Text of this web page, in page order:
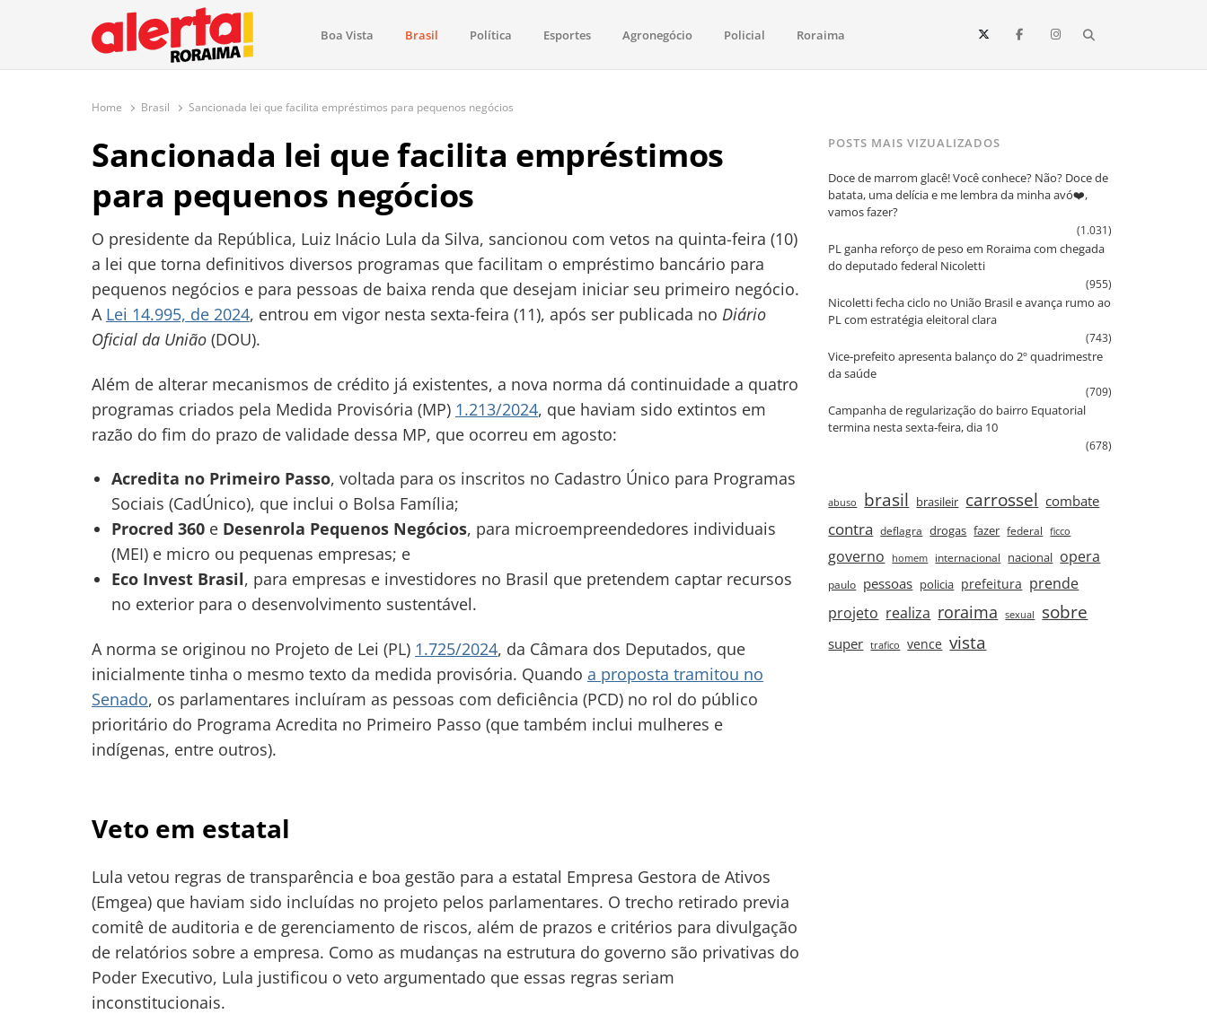
O maior portal de notícias de Roraima
O Alerta Roraima é seu portal de notícias completo sobre política, saúde, esportes, economia e os principais acontecimentos de Boa Vista e todo o estado de Roraima. Fique sempre informado
Boa Vista Brasil Política Esportes Agronegócio Policial Roraima
Home Brasil Sancionada lei que facilita empréstimos para pequenos negócios
Sancionada lei que facilita empréstimos
para pequenos negócios
O presidente da República, Luiz Inácio Lula da Silva, sancionou com vetos na quinta-feira (10)
a lei que torna definitivos diversos programas que facilitam o empréstimo bancário para
pequenos negócios e para pessoas de baixa renda que desejam iniciar seu primeiro negócio.
A Lei 14.995, de 2024, entrou em vigor nesta sexta-feira (11), após ser publicada no Diário
Oficial da União (DOU).
Além de alterar mecanismos de crédito já existentes, a nova norma dá continuidade a quatro
programas criados pela Medida Provisória (MP) 1.213/2024, que haviam sido extintos em
razão do fim do prazo de validade dessa MP, que ocorreu em agosto:
Acredita no Primeiro Passo, voltada para os inscritos no Cadastro Único para Programas
Sociais (CadÚnico), que inclui o Bolsa Família;
Procred 360e Desenrola Pequenos Negócios, para microempreendedores individuais
(MEI) e micro ou pequenas empresas; e
Eco Invest Brasil, para empresas e investidores no Brasil que pretendem captar recursos
no exterior para o desenvolvimento sustentável.
A norma se originou no Projeto de Lei (PL) 1.725/2024, da Câmara dos Deputados, que
inicialmente tinha o mesmo texto da medida provisória. Quando a proposta tramitou no
Senado, os parlamentares incluíram as pessoas com deficiência (PCD) no rol do público
prioritário do Programa Acredita no Primeiro Passo (que também inclui mulheres e
indígenas, entre outros).
Veto em estatal
Lula vetou regras de transparência e boa gestão para a estatal Empresa Gestora de Ativos
(Emgea) que haviam sido incluídas no projeto pelos parlamentares. O trecho retirado previa
comitê de auditoria e de gerenciamento de riscos, além de prazos e critérios para divulgação
de relatórios sobre a empresa. Como as mudanças na estrutura do governo são privativas do
Poder Executivo, Lula justificou o veto argumentado que essas regras seriam
inconstitucionais.
POSTS MAIS VIZUALIZADOS
Doce de marrom glacê! Você conhece? Não? Doce de
batata, uma delícia e me lembra da minha avó❤️,
vamos fazer?
(1.031)
PL ganha reforço de peso em Roraima com chegada
do deputado federal Nicoletti
(955)
Nicoletti fecha ciclo no União Brasil e avança rumo ao
PL com estratégia eleitoral clara
(743)
Vice‑prefeito apresenta balanço do 2º quadrimestre
da saúde
(709)
Campanha de regularização do bairro Equatorial
termina nesta sexta‑feira, dia 10
(678)
abuso brasil brasileir carrossel combate
contra deflagra drogas fazer federal ficco
governo homem internacional nacional opera
paulo pessoas policia prefeitura prende
projeto realiza roraima sexual sobre
super trafico vence vista